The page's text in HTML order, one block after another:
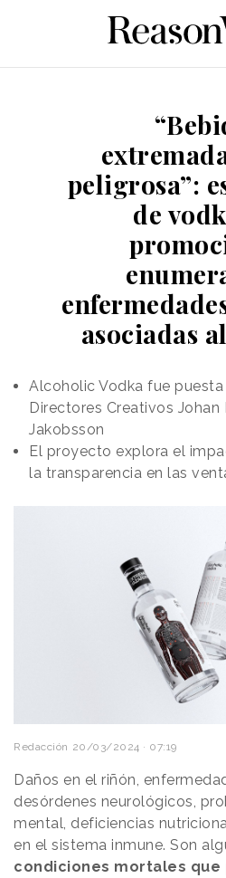
peligrosa”:
de
asociadas
Alcoholic Vodka fue
Directores Creativos Johan
Jakobsson
El proyecto explora el
la transparencia en las
Redacción 20/03/2024 · 07:19
Daños en el riñón,
desórdenes neurológicos,
mental, deficiencias
en el sistema inmune. Son
condiciones mortales